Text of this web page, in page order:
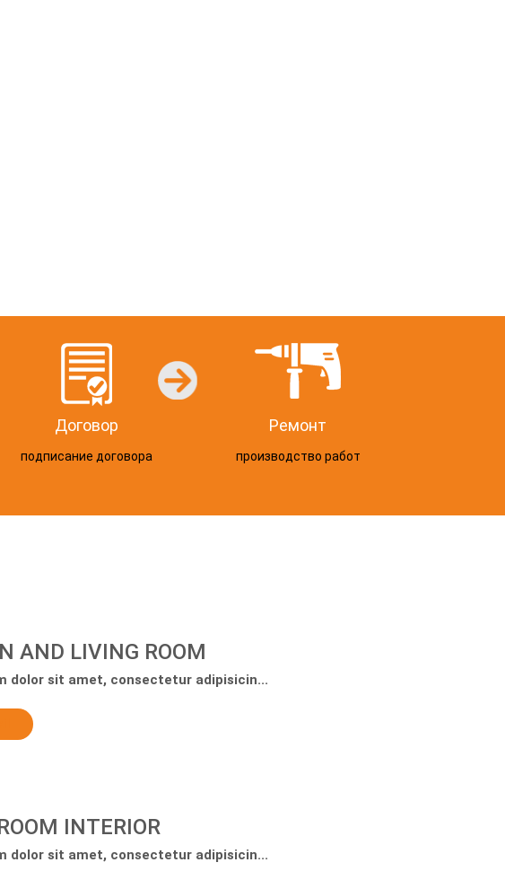
Договор
подписание договора
Ремонт
производство работ
AND LIVING ROOM
dolor sit amet, consectetur adipisicin...
INTERIOR
dolor sit amet, consectetur adipisicin...